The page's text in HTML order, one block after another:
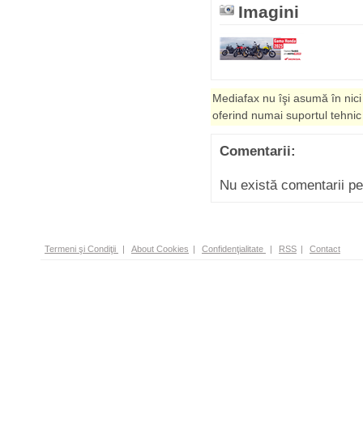
Imagini
Mediafax nu îşi asumă în
oferind numai suportul
Comentarii:
Nu există comentarii
Termeni şi Condiţii | About Cookies | Confidenţialitate | RSS | Contact